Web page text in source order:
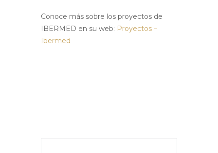
Conoce más sobre los proyectos de
IBERMED en su web: Proyectos –
Ibermed